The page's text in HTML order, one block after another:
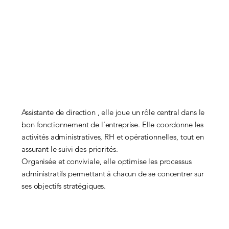
Assistante de direction , elle joue un rôle central dans le
bon fonctionnement de l'entreprise. Elle coordonne les
activités administratives, RH et opérationnelles, tout en
assurant le suivi des priorités.
Organisée et conviviale, elle optimise les processus
administratifs permettant à chacun de se concentrer sur
ses objectifs stratégiques.